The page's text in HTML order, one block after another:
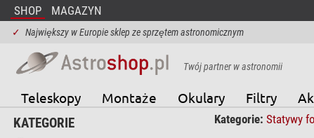
SHOP MAGAZYN
✓ Największy w Europie sklep ze sprzętem astronomicznym
Twój partner w astronomii
Teleskopy Montaże Okulary Filtry
KATEGORIE Kategorie: Statywy